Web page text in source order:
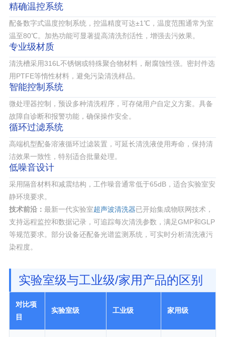
精确温控系统
配备数字式温度控制系统，控温精度可达±1℃，温度范围通常为室
温至80℃。加热功能可显著提高清洗剂活性，增强去污效果。
专业级材质
清洗槽采用316L不锈钢或特殊聚合物材料，耐腐蚀性强。密封件选
用PTFE等惰性材料，避免污染清洗样品。
智能控制系统
微处理器控制，预设多种清洗程序，可存储用户自定义方案。具备
故障自诊断和报警功能，确保操作安全。
循环过滤系统
高端机型配备溶液循环过滤装置，可延长清洗液使用寿命，保持清
洁效果一致性，特别适合批量处理。
低噪音设计
采用隔音材料和减震结构，工作噪音通常低于65dB，适合实验室安
静环境要求。
技术前沿： 最新一代实验室超声波清洗器已开始集成物联网技术，
支持远程监控和数据记录，可追踪每次清洗参数，满足GMP和GLP
等规范要求。部分设备还配备光谱监测系统，可实时分析清洗液污
染程度。
实验室级与工业级/家用产品的区别
对比项
目
实验室级 工业级 家用级